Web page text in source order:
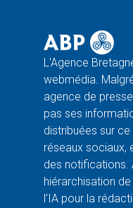
L'Agence
webmédia.
agence de
pas ses
distribuées sur
réseaux sociaux,
des notifications.
hiérarchisation
l'IA pour la